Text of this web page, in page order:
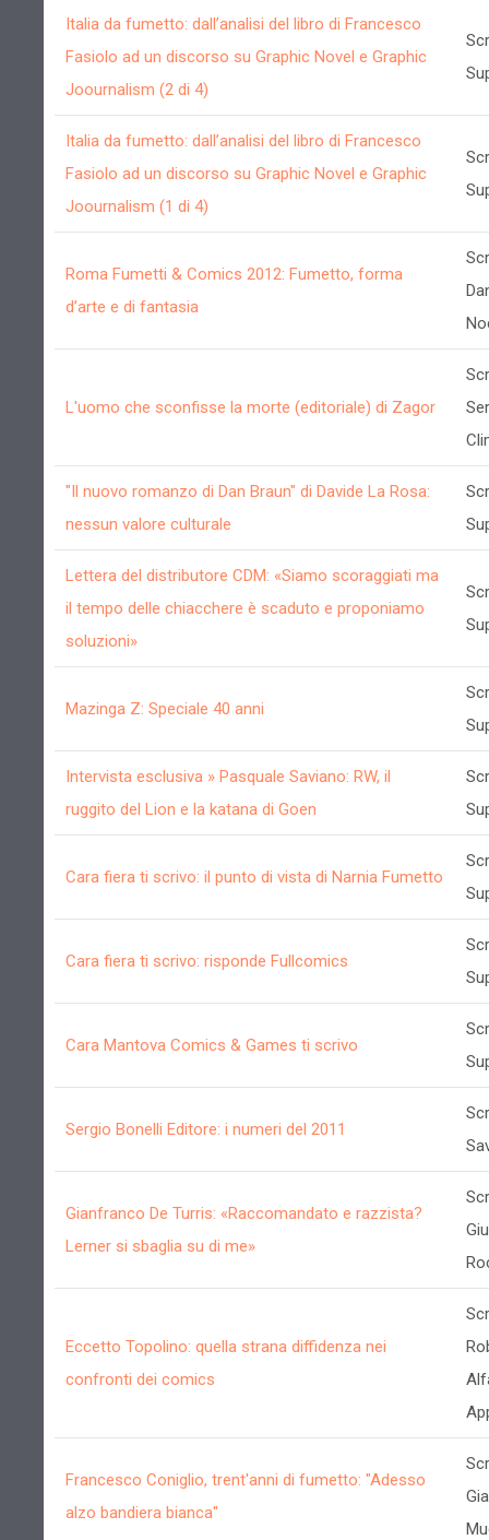
Italia da fumetto: dall’analisi del libro di Francesco
Fasiolo ad un discorso su Graphic Novel e Graphic
Joournalism (2 di 4)
Italia da fumetto: dall’analisi del libro di Francesco
Fasiolo ad un discorso su Graphic Novel e Graphic
Joournalism (1 di 4)
Roma Fumetti & Comics 2012: Fumetto, forma
d’arte e di fantasia
L'uomo che sconfisse la morte (editoriale) di Zagor
"Il nuovo romanzo di Dan Braun" di Davide La Rosa:
nessun valore culturale
Lettera del distributore CDM: «Siamo scoraggiati ma
il tempo delle chiacchere è scaduto e proponiamo
soluzioni»
Mazinga Z: Speciale 40 anni
Intervista esclusiva » Pasquale Saviano: RW, il
ruggito del Lion e la katana di Goen
Cara fiera ti scrivo: il punto di vista di Narnia Fumetto
Cara fiera ti scrivo: risponde Fullcomics
Cara Mantova Comics & Games ti scrivo
Sergio Bonelli Editore: i numeri del 2011
Gianfranco De Turris: «Raccomandato e razzista?
Lerner si sbaglia su di me»
Eccetto Topolino: quella strana diffidenza nei
confronti dei comics
Francesco Coniglio, trent'anni di fumetto: "Adesso
alzo bandiera bianca"